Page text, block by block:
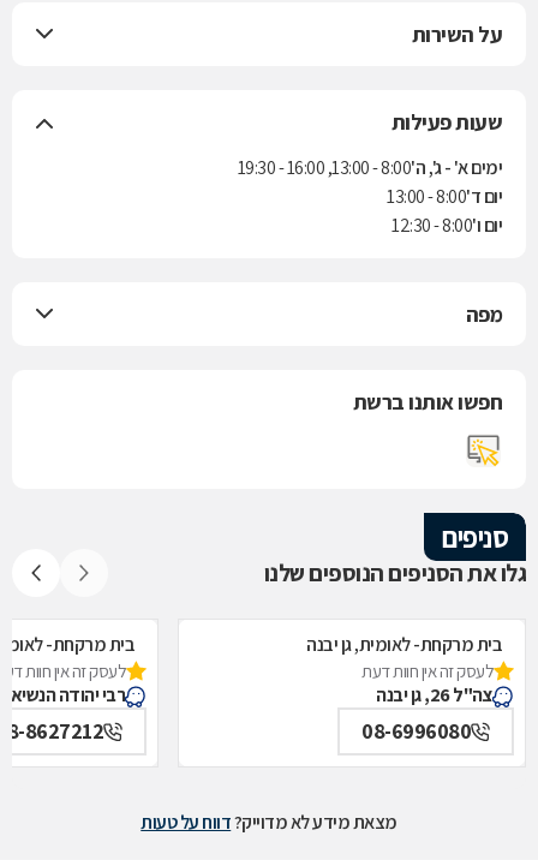
על השירות
שעות פעילות
ימים א' - ג', ה'8:00 - 13:00, 16:00 - 19:30
יום ד'8:00 - 13:00
יום ו'8:00 - 12:30
מפה
חפשו אותנו ברשת
סניפים
גלו את הסניפים הנוספים שלנו
בית מרקחת- לאומית, גן יבנה
לעסק זה אין חוות דעת
צה"ל 26, גן יבנה
08-6996080
בית מרקחת-
לעסק זה אין חוות
רבי יהודה הנשיא 4, אשדוד
8627212
מצאת מידע לא מדוייק?דווח על טעות